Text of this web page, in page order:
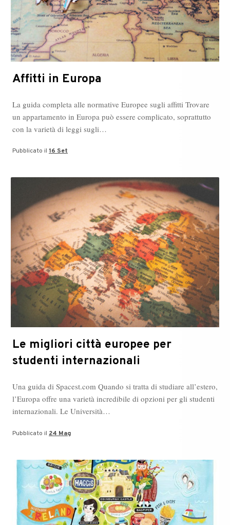
Affitti in Europa
La guida completa alle normative Europee sugli affitti Trovare
un appartamento in Europa può essere complicato, soprattutto
con la varietà di leggi sugli…
Pubblicato il 16 Set
Le migliori città europee per
studenti internazionali
Una guida di Spacest.com Quando si tratta di studiare all’estero,
l’Europa offre una varietà incredibile di opzioni per gli studenti
internazionali. Le Università…
Pubblicato il 24 Mag